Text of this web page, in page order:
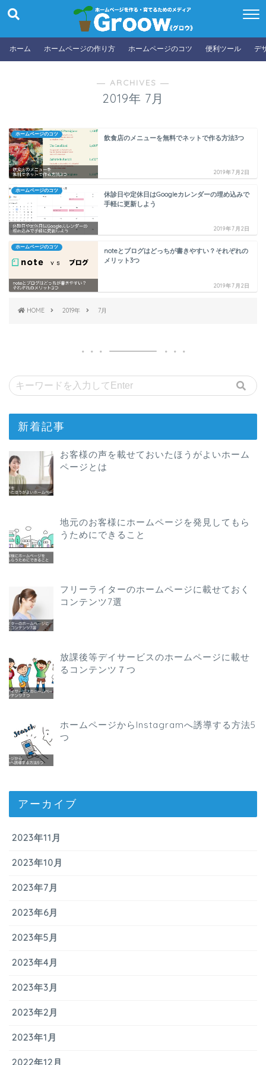
ホーム ホームページの作り方 ホームページのコツ 便利ツール デ
― ARCHIVES ―
2019年 7月
ホームページのコツ 飲食店のメニューを無料でネットで作る方法3つ
2019年7月2日
ホームページのコツ
休診日や定休日はGoogleカレンダーの埋め込みで
手軽に更新しよう
2019年7月2日
ホームページのコツ
noteとブログはどっちが書きやすい？それぞれの
メリット3つ
2019年7月2日
HOME 2019年 7月
新着記事
お客様の声を載せておいたほうがよいホーム
ページとは
地元のお客様にホームページを発見してもら
うためにできること
フリーライターのホームページに載せておく
コンテンツ7選
放課後等デイサービスのホームページに載せ
るコンテンツ７つ
ホームページからInstagramへ誘導する方法5
つ
アーカイブ
2023年11月
2023年10月
2023年7月
2023年6月
2023年5月
2023年4月
2023年3月
2023年2月
2023年1月
2022年12月